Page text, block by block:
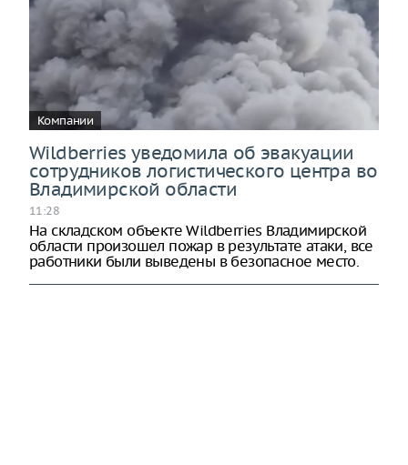
Компании
Wildberries уведомила об эвакуации
сотрудников логистического центра во
Владимирской области
11:28
На складском объекте Wildberries Владимирской
области произошел пожар в результате атаки, все
работники были выведены в безопасное место.